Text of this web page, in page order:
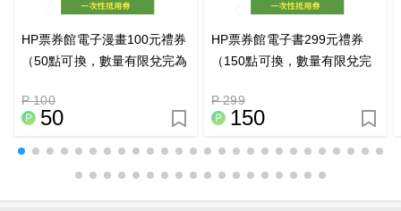
HP票券館電子漫畫100元禮券
（50點可換，數量有限兌完為
P 100
50
HP票券館電子書299元禮券
（150點可換，數量有限兌完
P 299
150